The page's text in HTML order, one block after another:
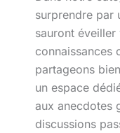
surprendre par
sauront
connaissances
partageons
un espace
aux anecdotes
discussions